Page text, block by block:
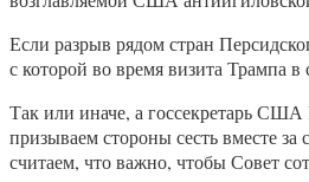
Если разрыв рядом стран
с которой во время визита Трампа
Так или иначе, а госсекретарь США
призываем стороны сесть вместе
считаем, что важно, чтобы Совет